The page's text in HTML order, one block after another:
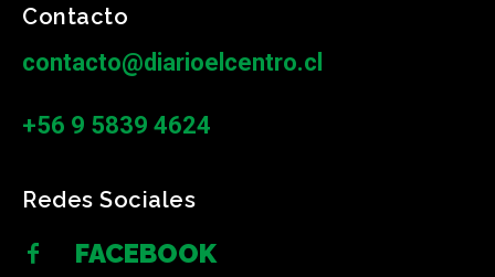
Contacto
contacto@diarioelcentro.cl
+56 9 5839 4624
Redes Sociales
FACEBOOK